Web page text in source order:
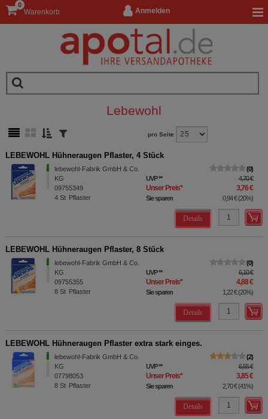
Anmelden
Warenkorb
0
Lebewohl
pro Seite
LEBEWOHL Hühneraugen Pflaster, 4 Stück
lebewohl-Fabrik GmbH & Co.
KG
09755349
4 St Pflaster
0
UVP** 4,70 €
Unser Preis* 3,76 €
Sie sparen 0,94 €(20%)
Details
LEBEWOHL Hühneraugen Pflaster, 8 Stück
lebewohl-Fabrik GmbH & Co.
KG
09755355
8 St Pflaster
0
UVP** 6,10 €
Unser Preis* 4,88 €
Sie sparen 1,22 €(20%)
Details
LEBEWOHL Hühneraugen Pflaster extra stark einges.
lebewohl-Fabrik GmbH & Co.
KG
07798053
8 St Pflaster
2
UVP** 6,55 €
Unser Preis* 3,85 €
Sie sparen 2,70 €(41%)
Details